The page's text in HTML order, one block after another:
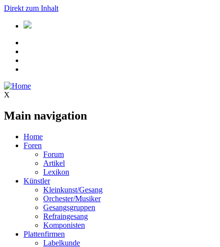
Direkt zum Inhalt
X
Main navigation
Home
Foren
Forum
Artikel
Lexikon
Künstler
Kleinkunst/Gesang
Orchester/Musiker
Gesangsgruppen
Refraingesang
Komponisten
Plattenfirmen
Labelkunde